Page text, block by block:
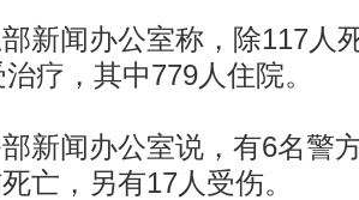
闻办公室称，除117人
疗，其中779人住院。
闻办公室说，有6名警
亡，另有17人受伤。